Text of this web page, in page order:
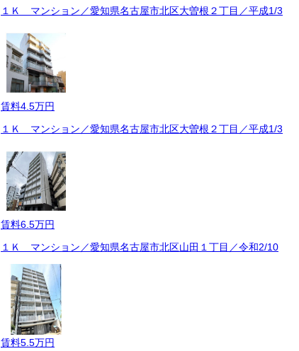
１Ｋ マンション／愛知県名古屋市北区大曽根２丁目／平成1/3
賃料4.5万円
１Ｋ マンション／愛知県名古屋市北区大曽根２丁目／平成1/3
賃料6.5万円
１Ｋ マンション／愛知県名古屋市北区山田１丁目／令和2/10
賃料5.5万円